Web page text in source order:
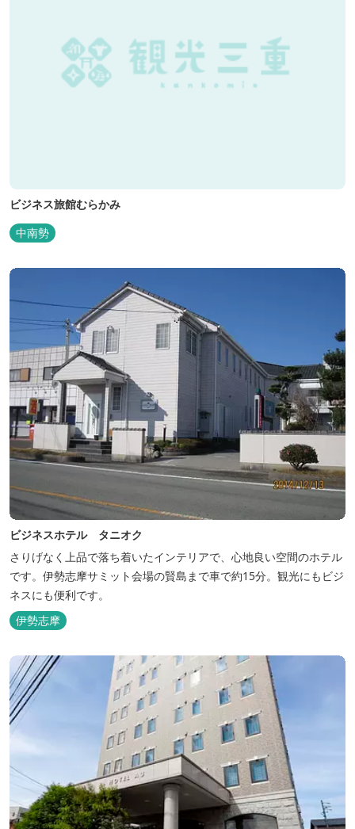
ビジネス旅館むらかみ
中南勢
ビジネスホテル タニオク
さりげなく上品で落ち着いたインテリアで、心地良い空間のホテル
です。伊勢志摩サミット会場の賢島まで車で約15分。観光にもビジ
ネスにも便利です。
伊勢志摩